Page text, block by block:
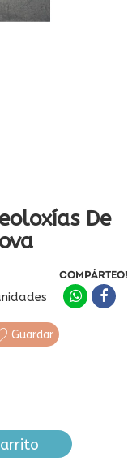
De
COMPÁRTEO!
Guardar